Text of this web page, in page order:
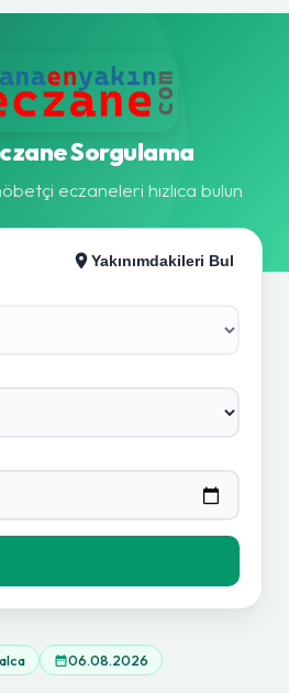
Sorgulama
eczaneleri hızlıca bulun
Yakınımdakileri Bul
06.08.2026